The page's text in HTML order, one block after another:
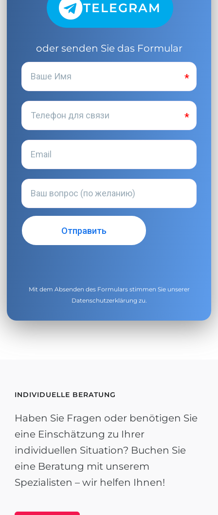
TELEGRAM
oder senden Sie das Formular
Mit dem Absenden des Formulars stimmen Sie unserer
Datenschutzerklärung zu.
INDIVIDUELLE BERATUNG
Haben Sie Fragen oder benötigen Sie
eine Einschätzung zu Ihrer
individuellen Situation? Buchen Sie
eine Beratung mit unserem
Spezialisten – wir helfen Ihnen!